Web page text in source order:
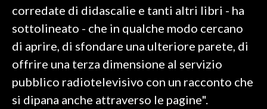
corredate di didascalie e tanti altri libri - ha
sottolineato - che in qualche modo cercano
di aprire, di sfondare una ulteriore parete, di
offrire una terza dimensione al servizio
pubblico radiotelevisivo con un racconto che
si dipana anche attraverso le pagine".